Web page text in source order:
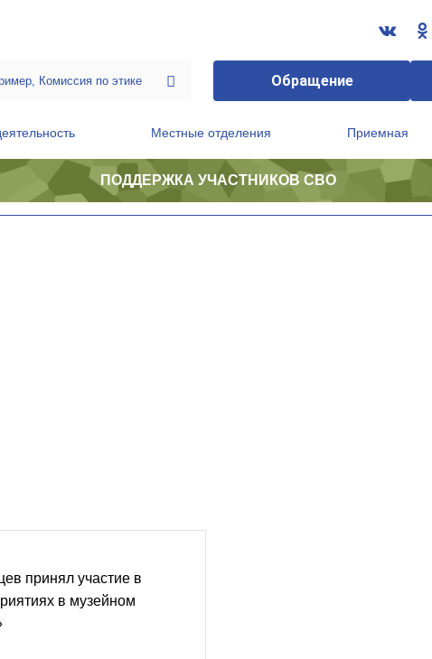
Обращение
Местные отделения Приемная
ПОДДЕРЖКА УЧАСТНИКОВ СВО
принял участие в
в музейном